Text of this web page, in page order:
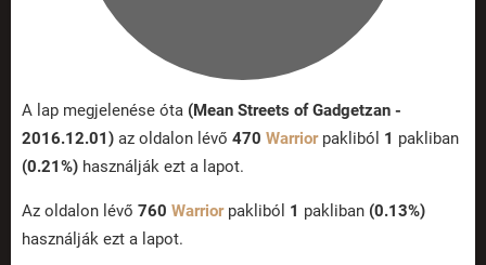
A lap megjelenése óta (Mean Streets of Gadgetzan -
2016.12.01) az oldalon lévő 470 Warriorpakliból 1 pakliban
(0.21%) használják ezt a lapot.
Az oldalon lévő 760 Warriorpakliból 1 pakliban (0.13%)
használják ezt a lapot.